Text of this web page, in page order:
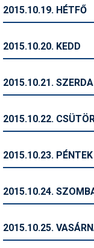
Szakértők
Szánkó
Telemark
Téli sportok
Történelem
Túrasí
2015.10.19. HÉTFŐ
2015.10.20. KEDD
2015.10.21. SZERDA
2015.10.22.
2015.10.23. PÉNTEK
2015.10.24.
2015.10.25.